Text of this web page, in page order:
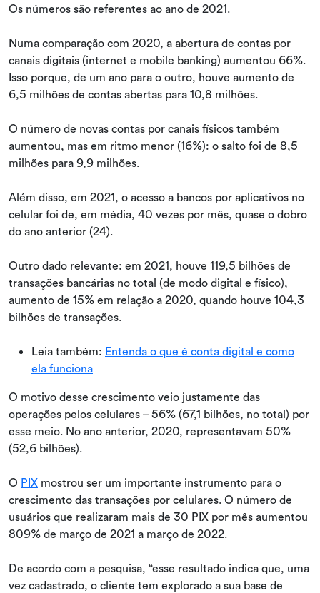
Os números são referentes ao ano de 2021.
Numa comparação com 2020, a abertura de contas por
canais digitais (internet e mobile banking) aumentou 66%.
Isso porque, de um ano para o outro, houve aumento de
6,5 milhões de contas abertas para 10,8 milhões.
O número de novas contas por canais físicos também
aumentou, mas em ritmo menor (16%): o salto foi de 8,5
milhões para 9,9 milhões.
Além disso, em 2021, o acesso a bancos por aplicativos no
celular foi de, em média, 40 vezes por mês, quase o dobro
do ano anterior (24).
Outro dado relevante: em 2021, houve 119,5 bilhões de
transações bancárias no total (de modo digital e físico),
aumento de 15% em relação a 2020, quando houve 104,3
bilhões de transações.
Leia também: Entenda o que é conta digital e como
ela funciona
O motivo desse crescimento veio justamente das
operações pelos celulares – 56% (67,1 bilhões, no total) por
esse meio. No ano anterior, 2020, representavam 50%
(52,6 bilhões).
O PIX mostrou ser um importante instrumento para o
crescimento das transações por celulares. O número de
usuários que realizaram mais de 30 PIX por mês aumentou
809% de março de 2021 a março de 2022.
De acordo com a pesquisa, “esse resultado indica que, uma
vez cadastrado, o cliente tem explorado a sua base de